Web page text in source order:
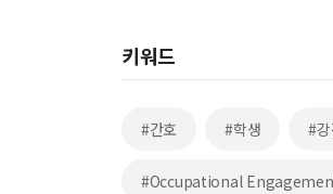
키워드
#간호 #학생 #
#Occupational